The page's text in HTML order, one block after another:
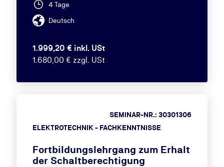
4 Tage
Deutsch
1.999,20 € inkl. USt
1.680,00 € zzgl. USt
ELEKTROTECHNIK - FACHKENNTNISSE
SEMINAR-NR.: 30301306
Fortbildungslehrgang zum Erhalt
der Schaltberechtigung